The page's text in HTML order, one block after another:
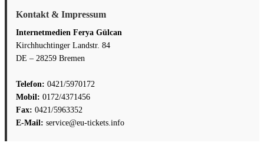
Kontakt & Impressum
Internetmedien Ferya Gülcan
Kirchhuchtinger Landstr. 84
DE – 28259 Bremen
Telefon: 0421/5970172
Mobil: 0172/4371456
Fax: 0421/5963352
E-Mail: service@eu-tickets.info